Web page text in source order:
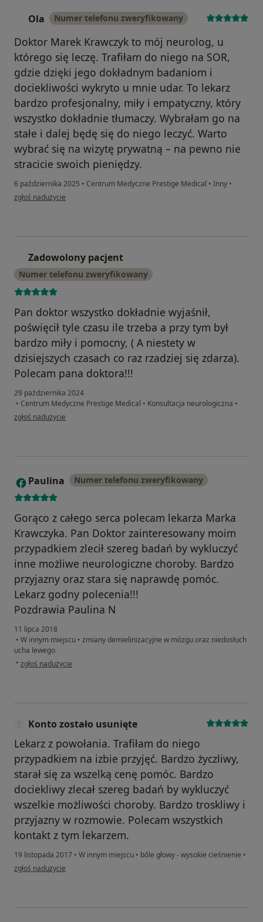
Ola Numer telefonu zweryfikowany
Doktor Marek Krawczyk to mój neurolog, u
którego się leczę. Trafiłam do niego na SOR,
gdzie dzięki jego dokładnym badaniom i
dociekliwości wykryto u mnie udar. To lekarz
bardzo profesjonalny, miły i empatyczny, który
wszystko dokładnie tłumaczy. Wybrałam go na
stałe i dalej będę się do niego leczyć. Warto
wybrać się na wizytę prywatną – na pewno nie
stracicie swoich pieniędzy.
6 października 2025 • Centrum Medyczne Prestige Medical • Inny •
w opinii użytkownika Ola
zgłoś nadużycie
Zadowolony pacjent
Numer telefonu zweryfikowany
Pan doktor wszystko dokładnie wyjaśnił,
poświęcił tyle czasu ile trzeba a przy tym był
bardzo miły i pomocny, ( A niestety w
dzisiejszych czasach co raz rzadziej się zdarza).
Polecam pana doktora!!!
29 października 2024
• Centrum Medyczne Prestige Medical • Konsultacja neurologiczna •
w opinii użytkownika Zadowolony pacjent
zgłoś nadużycie
P Paulina Numer telefonu zweryfikowany
Gorąco z całego serca polecam lekarza Marka
Krawczyka. Pan Doktor zainteresowany moim
przypadkiem zlecił szereg badań by wykluczyć
inne możliwe neurologiczne choroby. Bardzo
przyjazny oraz stara się naprawdę pomóc.
Lekarz godny polecenia!!!
Pozdrawia Paulina N
11 lipca 2018
• W innym miejscu • zmiany demielinizacyjne w mózgu oraz niedosłuch
ucha lewego
• w opinii użytkownika Paulina
zgłoś nadużycie
Konto zostało usunięte
Lekarz z powołania. Trafiłam do niego
przypadkiem na izbie przyjęć. Bardzo życzliwy,
starał się za wszelką cenę pomóc. Bardzo
dociekliwy zlecał szereg badań by wykluczyć
wszelkie możliwości choroby. Bardzo troskliwy i
przyjazny w rozmowie. Polecam wszystkich
kontakt z tym lekarzem.
19 listopada 2017 • W innym miejscu • bóle głowy - wysokie cieśnienie •
w opinii użytkownika Konto zostało usunięte
zgłoś nadużycie